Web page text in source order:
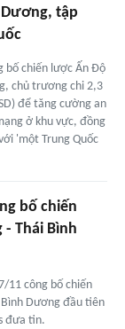
tập
bố chiến lược Ấn Độ
chủ trương chi 2,3
để tăng cường an
ở khu vực, đồng
'một Trung Quốc
bố chiến
Thái Bình
11 công bố chiến
Dương đầu tiên
đưa tin.